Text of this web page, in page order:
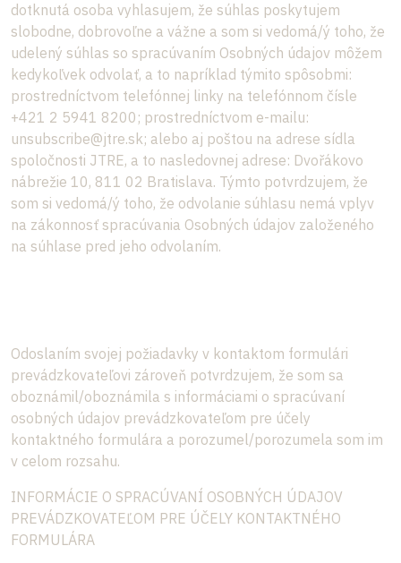
dotknutá osoba vyhlasujem, že súhlas poskytujem
slobodne, dobrovoľne a vážne a som si vedomá/ý toho, že
udelený súhlas so spracúvaním Osobných údajov môžem
kedykoľvek odvolať, a to napríklad týmito spôsobmi:
prostredníctvom telefónnej linky na telefónnom čísle
+421 2 5941 8200; prostredníctvom e-mailu:
unsubscribe@jtre.sk; alebo aj poštou na adrese sídla
spoločnosti JTRE, a to nasledovnej adrese: Dvořákovo
nábrežie 10, 811 02 Bratislava. Týmto potvrdzujem, že
som si vedomá/ý toho, že odvolanie súhlasu nemá vplyv
na zákonnosť spracúvania Osobných údajov založeného
na súhlase pred jeho odvolaním.
Odoslaním svojej požiadavky v kontaktom formulári
prevádzkovateľovi zároveň potvrdzujem, že som sa
oboznámil/oboznámila s informáciami o spracúvaní
osobných údajov prevádzkovateľom pre účely
kontaktného formulára a porozumel/porozumela som im
v celom rozsahu.
INFORMÁCIE O SPRACÚVANÍ OSOBNÝCH ÚDAJOV
PREVÁDZKOVATEĽOM PRE ÚČELY KONTAKTNÉHO
FORMULÁRA